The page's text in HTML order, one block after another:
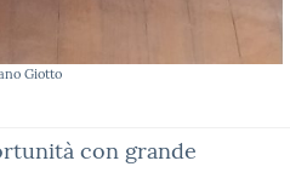
Giotto
con grande